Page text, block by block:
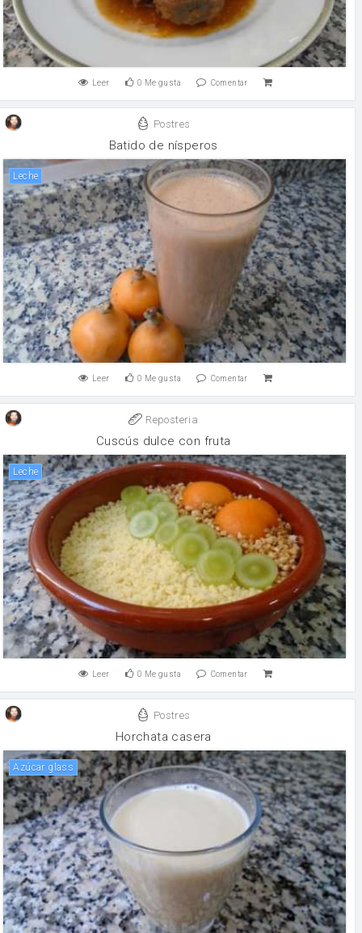
Leer 0 Me gusta Comentar
Postres
Batido de nísperos
leche
Leer 0 Me gusta Comentar
Reposteria
Cuscús dulce con fruta
leche
Leer 0 Me gusta Comentar
Postres
Horchata casera
Azúcar glass